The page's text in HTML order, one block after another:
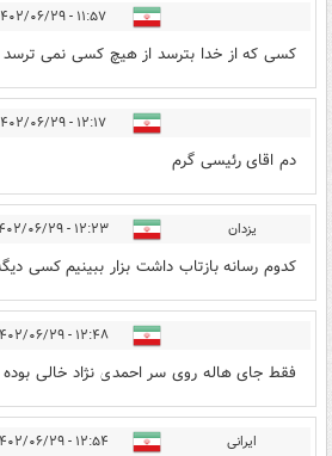
۱۱:۵۷ - ۱۴۰۲/۰۶/۲۹
کسی که از خدا بترسد از هیچ کسی نمی ترسد
۱۲:۱۷ - ۱۴۰۲/۰۶/۲۹
دم اقای رئیسی گرم
یزدان ۱۲:۲۳ - ۱۴۰۲/۰۶/۲۹
کدوم رسانه بازتاب داشت بزار ببینیم کسی
۱۲:۴۸ - ۱۴۰۲/۰۶/۲۹
فقط جای هاله روی سر احمدی نژاد خالی
ایرانی ۱۲:۵۴ - ۱۴۰۲/۰۶/۲۹